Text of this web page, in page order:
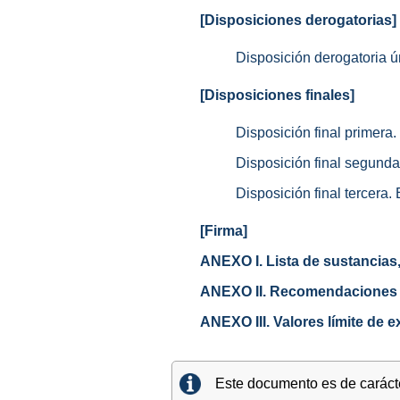
[Disposiciones derogatorias]
Disposición derogatoria
[Disposiciones finales]
Disposición final
Disposición final
Disposición final tercera.
[Firma]
ANEXO I. Lista de
ANEXO II.
ANEXO III. Valores límite de
Este documento es de